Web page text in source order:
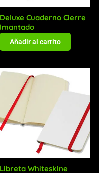
Deluxe Cuaderno Cierre
Imantado
Añadir al carrito
Libreta Whiteskine